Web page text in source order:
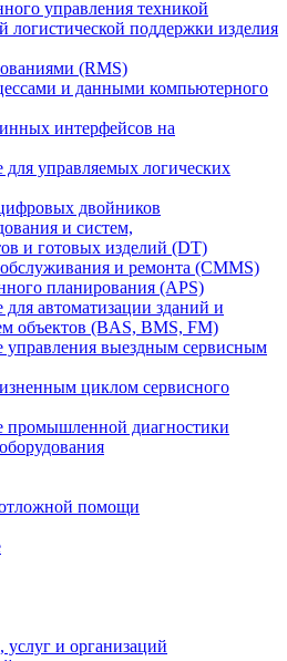
управления техникой
логистической поддержки изделия
(RMS)
и данными компьютерного
интерфейсов на
управляемых логических
двойников
и систем,
и готовых изделий (DT)
и ремонта (CMMS)
планирования (APS)
автоматизации зданий и
объектов (BAS, BMS, FM)
управления выездным сервисным
циклом сервисного
промышленной диагностики
помощи
и организаций